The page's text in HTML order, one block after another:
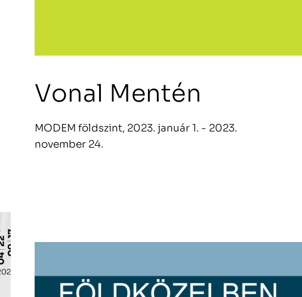
Vonal Mentén
MODEM földszint, 2023. január 1. - 2023.
november 24.